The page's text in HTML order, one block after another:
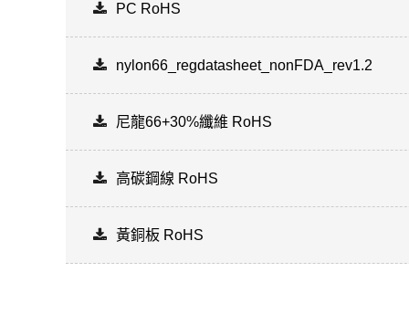
PC RoHS
nylon66_regdatasheet_nonFDA_rev1.2
尼龍66+30%纖維 RoHS
高碳鋼線 RoHS
黃銅板 RoHS